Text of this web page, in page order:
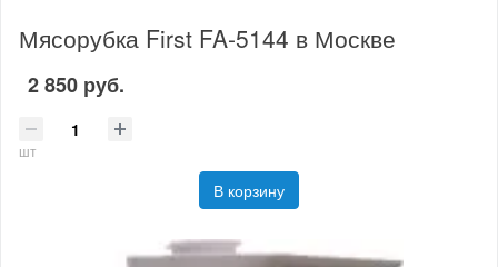
Мясорубка First FA-5144 в Москве
2 850 руб.
шт
В корзину